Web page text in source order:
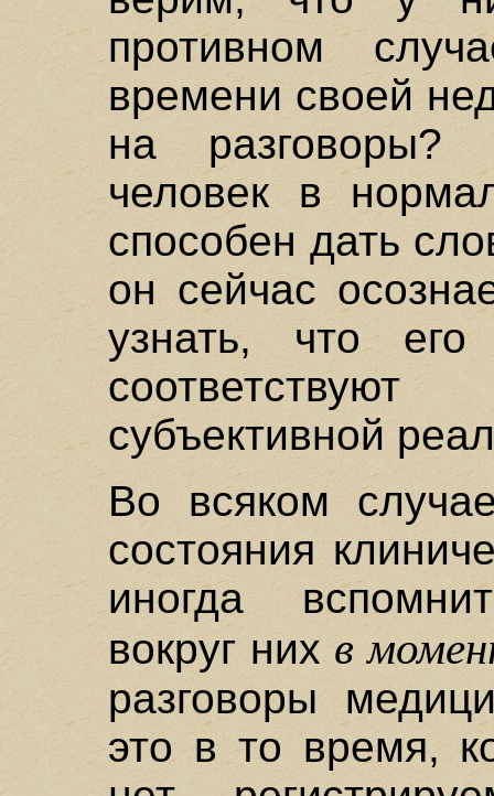
противном
времени своей
на разговоры?
человек в
способен дать
он сейчас
узнать, что его
субъективной
Во всяком
состояния
иногда
вокруг нихв
разговоры
это в то время,